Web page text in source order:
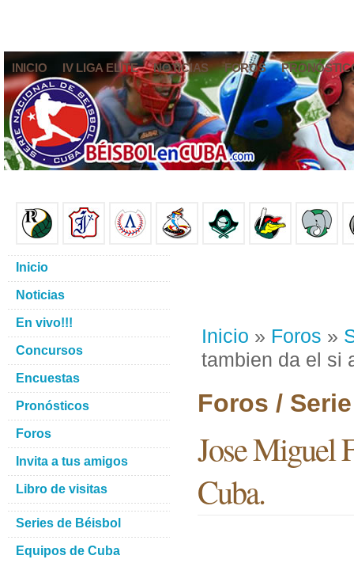
INICIO IV LIGA ELITE NOTICIAS FOROS
Inicio » Foros »
tambien da el si
Foros /
Jose Miguel
Cuba.
Inicio
Noticias
En vivo!!!
Concursos
Encuestas
Pronósticos
Foros
Invita a tus amigos
Libro de visitas
Series de Béisbol
Equipos de Cuba